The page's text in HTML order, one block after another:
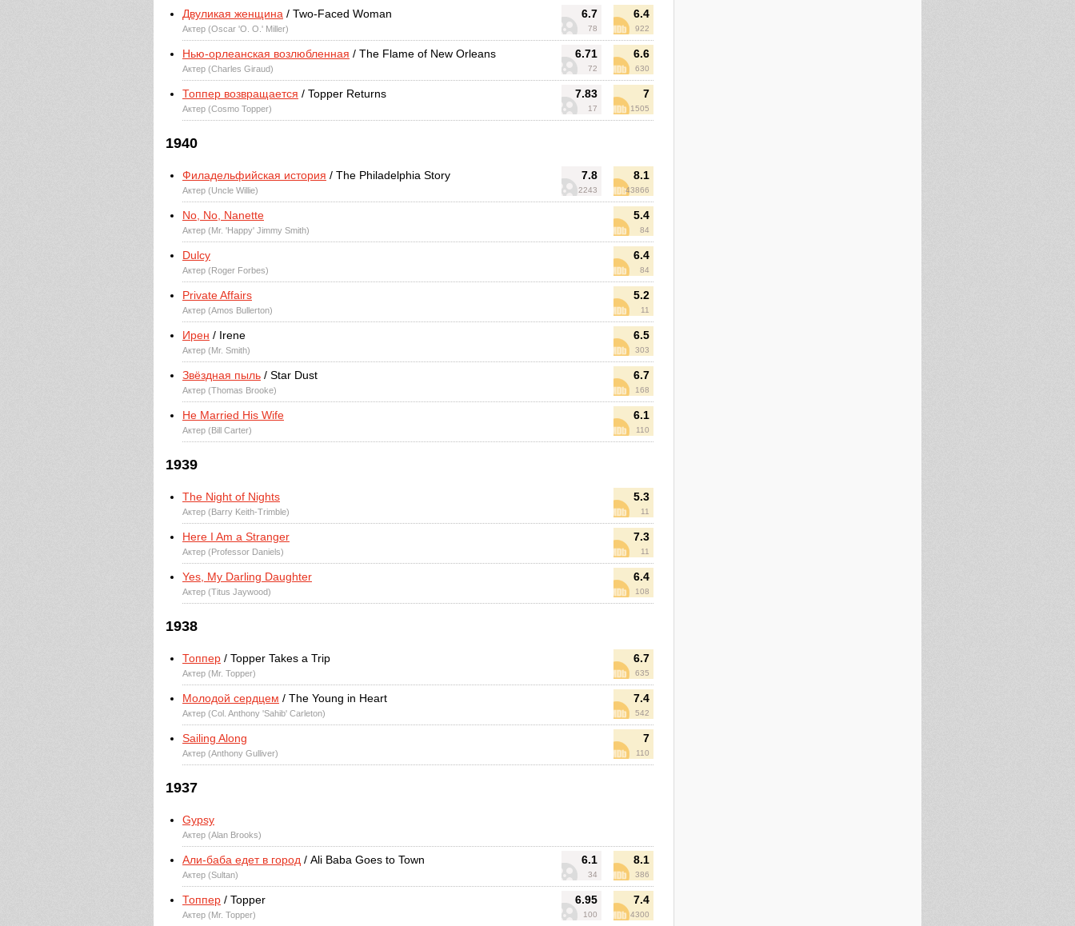
6.7
78
6.4
922
Двуликая женщина / Two-Faced Woman
Актер (Oscar 'O. O.' Miller)
6.71
72
6.6
630
Нью-орлеанская возлюбленная / The Flame of New Orleans
Актер (Charles Giraud)
7.83
17
7
1505
Топпер возвращается / Topper Returns
Актер (Cosmo Topper)
1940
7.8
2243
8.1
43866
Филадельфийская история / The Philadelphia Story
Актер (Uncle Willie)
5.4
84
No, No, Nanette
Актер (Mr. 'Happy' Jimmy Smith)
6.4
84
Dulcy
Актер (Roger Forbes)
5.2
11
Private Affairs
Актер (Amos Bullerton)
6.5
303
Ирен / Irene
Актер (Mr. Smith)
6.7
168
Звёздная пыль / Star Dust
Актер (Thomas Brooke)
6.1
110
He Married His Wife
Актер (Bill Carter)
1939
5.3
11
The Night of Nights
Актер (Barry Keith-Trimble)
7.3
11
Here I Am a Stranger
Актер (Professor Daniels)
6.4
108
Yes, My Darling Daughter
Актер (Titus Jaywood)
1938
6.7
635
Топпер / Topper Takes a Trip
Актер (Mr. Topper)
7.4
542
Молодой сердцем / The Young in Heart
Актер (Col. Anthony 'Sahib' Carleton)
7
110
Sailing Along
Актер (Anthony Gulliver)
1937
Gypsy
Актер (Alan Brooks)
6.1
34
8.1
386
Али-баба едет в город / Ali Baba Goes to Town
Актер (Sultan)
6.95
100
7.4
4300
Топпер / Topper
Актер (Mr. Topper)